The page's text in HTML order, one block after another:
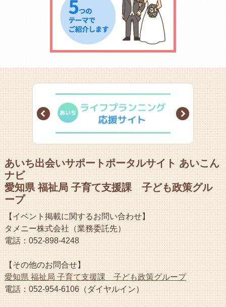
Prev Next
あいち出会いサポートポータルサイト あいこん
ナビ
愛知県 福祉局 子育て支援課 子ども政策グル
ープ
【イベント掲載に関するお問い合わせ】
タメニー株式会社（業務委託先）
電話：052-898-4248
【その他のお問合せ】
愛知県 福祉局 子育て支援課 子ども政策グループ
電話：052-954-6106（ダイヤルイン）